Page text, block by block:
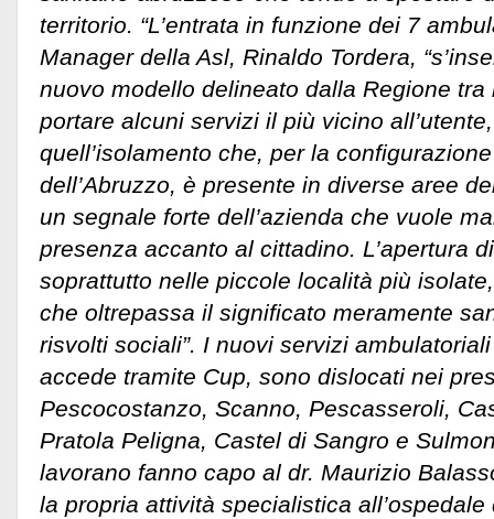
territorio. “L’entrata in funzione dei 7
Manager della Asl, Rinaldo Tordera,
nuovo modello delineato dalla Regione tra
portare alcuni servizi il più vicino
quell’isolamento che, per la
dell’Abruzzo, è presente in diverse aree
un segnale forte dell’azienda che vuole
presenza accanto al cittadino. L’apertura
soprattutto nelle piccole località più
che oltrepassa il significato meramente
risvolti sociali”. I nuovi servizi
accede tramite Cup, sono dislocati nei
Pescocostanzo, Scanno, Pescasseroli,
Pratola Peligna, Castel di Sangro e
lavorano fanno capo al dr. Maurizio
la propria attività specialistica all’ospedale